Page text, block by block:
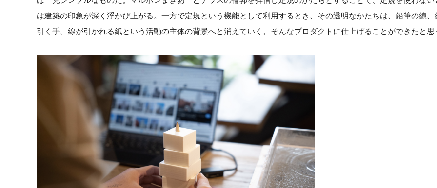
は建築の印象が深く浮かび上がる。一方で定規という機能として利用するとき、その透明なかたちは、鉛筆の線、
引く手、線が引かれる紙という活動の主体の背景へと消えていく。そんなプロダクトに仕上げることができたと思